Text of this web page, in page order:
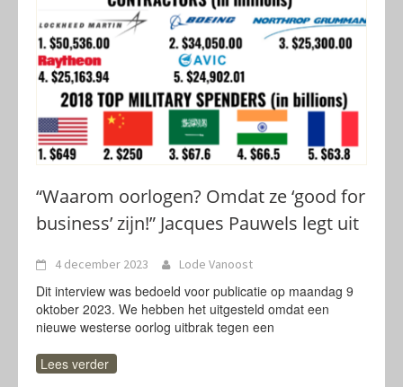
“Waarom oorlogen? Omdat ze ‘good for
business’ zijn!” Jacques Pauwels legt uit
4 december 2023 Lode Vanoost
Dit interview was bedoeld voor publicatie op maandag 9
oktober 2023. We hebben het uitgesteld omdat een
nieuwe westerse oorlog uitbrak tegen een
Lees verder